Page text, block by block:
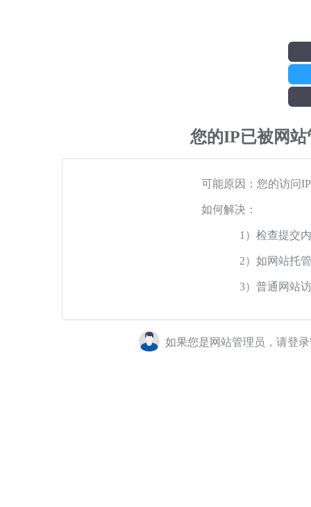
您的IP已被网
可能原因：您的访问
如何解决：
1）检查提交
2）如网站托
3）普通网站
如果您是网站管理员，请登